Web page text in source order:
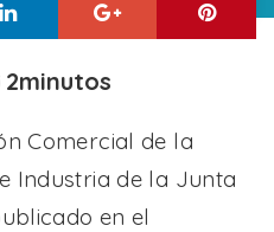
2minutos
Comercial de la
Industria de la Junta
en el